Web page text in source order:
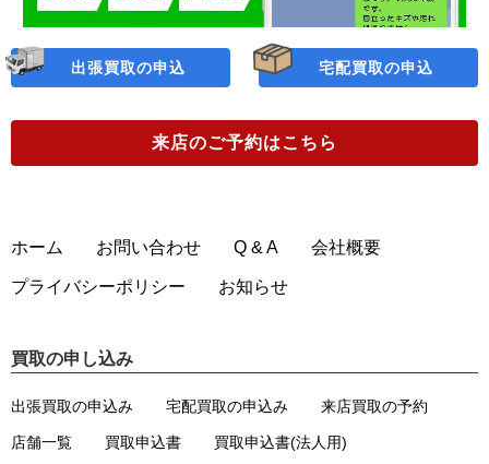
出張買取の申込 宅配買取の申込
来店のご予約はこちら
ホーム お問い合わせ Q & A 会社概要
プライバシーポリシー お知らせ
買取の申し込み
出張買取の申込み 宅配買取の申込み 来店買取の予約
店舗一覧 買取申込書 買取申込書(法人用)